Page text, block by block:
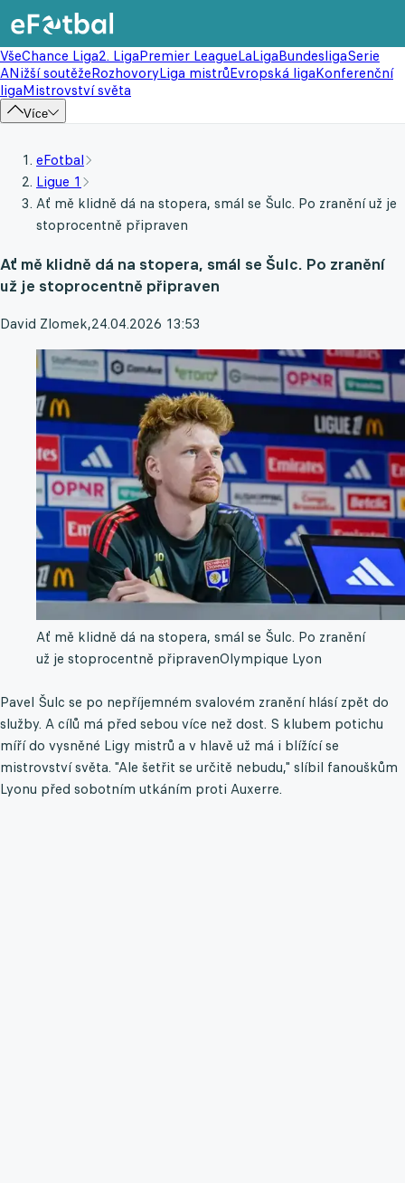
VšeChance Liga2. LigaPremier LeagueLaLigaBundesligaSerie
ANižší soutěžeRozhovoryLiga mistrůEvropská ligaKonferenční
ligaMistrovství světa
Více
eFotbal
Ligue 1
Ať mě klidně dá na stopera, smál se Šulc. Po zranění už je
stoprocentně připraven
Ať mě klidně dá na stopera, smál se Šulc. Po zranění
už je stoprocentně připraven
David Zlomek,24.04.2026 13:53
Ať mě klidně dá na stopera, smál se Šulc. Po zranění
už je stoprocentně připravenOlympique Lyon
Pavel Šulc se po nepříjemném svalovém zranění hlásí zpět do
služby. A cílů má před sebou více než dost. S klubem potichu
míří do vysněné Ligy mistrů a v hlavě už má i blížící se
mistrovství světa. "Ale šetřit se určitě nebudu," slíbil fanouškům
Lyonu před sobotním utkáním proti Auxerre.